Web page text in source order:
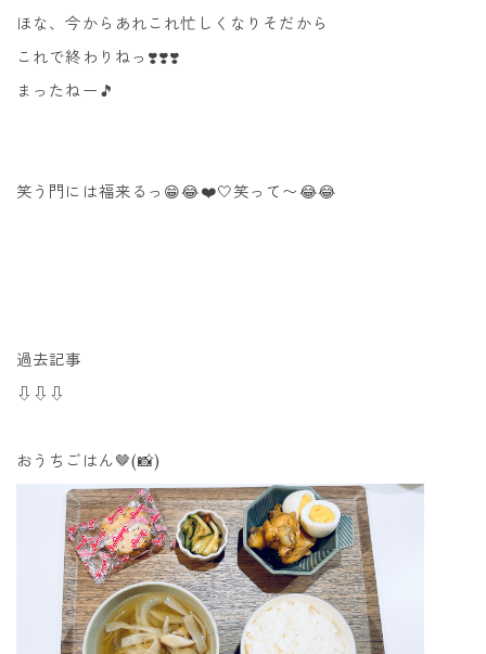
ほな、今からあれこれ忙しくなりそだから
これで終わりねっ❣️❣️❣️
まったねー🎵
笑う門には福来るっ😁😂❤️🤍笑って〜😂😂
過去記事
⇩⇩⇩
おうちごはん🤎(📸)